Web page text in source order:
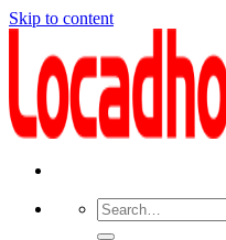
Skip to content